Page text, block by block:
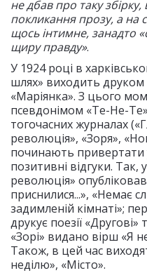
не дбав про таку
покликання прозу, а на
щось інтимне, занадто
щиру правду».
У 1924 році в
шлях» виходить
«Маріянка». З цього
псевдонімом «Те-Не-
тогочасних журналах
революція», «Зоря»,
починають привертати
позитивні відгуки.
революція»
приснилися...», «Немає
задимленій кімнаті»;
друкує поезії
«Зорі» видано вірш «Я
Також, в цей час
неділю», «Місто».